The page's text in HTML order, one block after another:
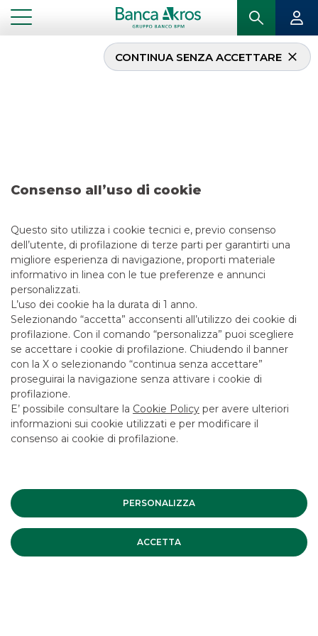
Consenso all’uso di cookie
Questo sito utilizza i cookie tecnici e, previo consenso
dell’utente, di profilazione di terze parti per garantirti una
migliore esperienza di navigazione, proporti materiale
informativo in linea con le tue preferenze e annunci
personalizzati.
L’uso dei cookie ha la durata di 1 anno.
Selezionando “accetta” acconsenti all’utilizzo dei cookie di
profilazione. Con il comando “personalizza” puoi scegliere
se accettare i cookie di profilazione. Chiudendo il banner
con la X o selezionando “continua senza accettare”
proseguirai la navigazione senza attivare i cookie di
profilazione.
E’ possibile consultare la Cookie Policy per avere ulteriori
informazioni sui cookie utilizzati e per modificare il
consenso ai cookie di profilazione.
PERSONALIZZA
ACCETTA
CONTINUA SENZA ACCETTARE
Ricerca – A2A
EQUITY ESG
LINK UTILI
CONTATTACI
LAVORA CON NOI
SICUREZZA
ALTRI SITI DEL GRUPPO
SOCIETA' PARTECIPATE